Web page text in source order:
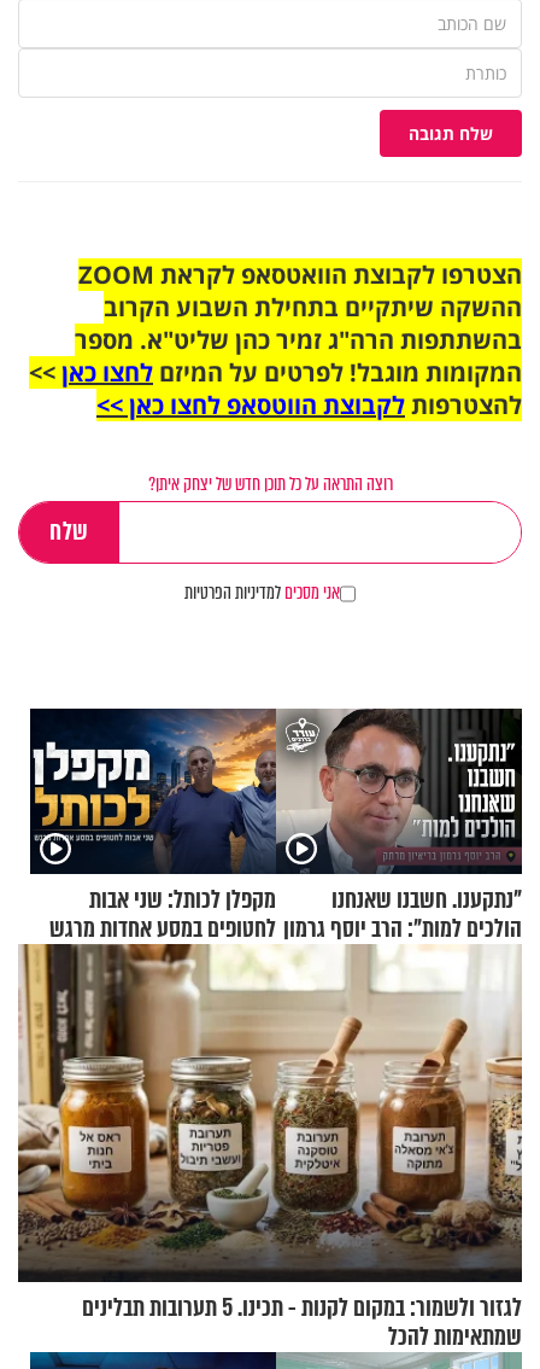
שלח תגובה
הצטרפו לקבוצת הוואטסאפ לקראת ZOOM
ההשקה שיתקיים בתחילת השבוע הקרוב
בהשתתפות הרה"ג זמיר כהן שליט"א. מספר
המקומות מוגבל! לפרטים על המיזם לחצו כאן>>
להצטרפותלקבוצת הווטסאפ לחצו כאן >>
רוצה התראה על כל תוכן חדש של יצחק איתן?
אני מסכיםלמדיניות הפרטיות
"נתקענו. חשבנו שאנחנו
הולכים למות": הרב יוסף גרמון
בריאיון מרתק
מקפלן לכותל: שני אבות
לחטופים במסע אחדות מרגש
לגזור ולשמור: במקום לקנות - תכינו. 5 תערובות תבלינים
שמתאימות להכל